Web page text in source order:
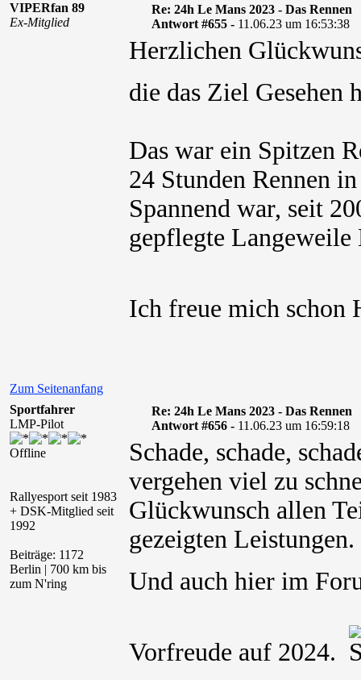
VIPERfan 89
Ex-Mitglied
Re: 24h Le Mans 2023 - Das Rennen
Antwort #655 - 11.06.23 um 16:53:38
Herzlichen
die das Ziel Gesehen
Das war ein Spitzen
24 Stunden Rennen
Spannend war, seit
gepflegte
Ich freue mich schon
Zum Seitenanfang
Sportfahrer
LMP-Pilot
Offline
Rallyesport seit 1983
+ DSK-Mitglied seit
1992
Beiträge: 1172
Berlin | 700 km bis
zum N'ring
Re: 24h Le Mans 2023 - Das Rennen
Antwort #656 - 11.06.23 um 16:59:18
Schade, schade,
vergehen viel zu
Glückwunsch allen
gezeigten Leistungen.
Und auch hier im
Vorfreude auf 2024.